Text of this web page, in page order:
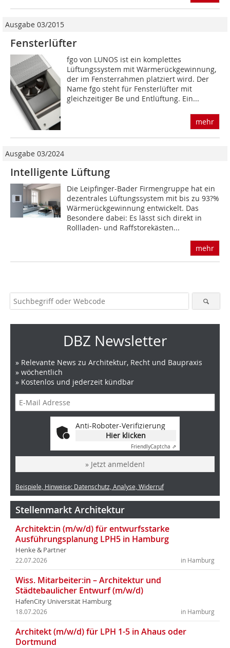
Ausgabe 03/2015
Fensterlüfter
fgo von LUNOS ist ein komplettes
Lüftungssystem mit Wärmerückgewinnung,
der im Fensterrahmen platziert wird. Der
Name fgo steht für Fensterlüfter mit
gleichzeitiger Be und Entlüftung. Ein...
mehr
Ausgabe 03/2024
Intelligente Lüftung
Die Leipfinger-Bader Firmengruppe hat ein
dezentrales Lüftungssystem mit bis zu 93?%
Wärme­rückgewinnung entwickelt. Das
Besondere dabei: Es lässt sich direkt in
Rollladen- und Raffstore­kästen...
mehr
DBZ Newsletter
» Relevante News zu Architektur, Recht und Baupraxis
» wöchentlich
» Kostenlos und jederzeit kündbar
Anti-Roboter-Verifizierung
Hier klicken
FriendlyCaptcha ⇗
» Jetzt anmelden!
Beispiele, Hinweise: Datenschutz, Analyse, Widerruf
Stellenmarkt Architektur
Architekt:in (m/w/d) für entwurfsstarke
Ausführungsplanung LPH5 in Hamburg
Henke & Partner
in Hamburg
22.07.2026
Wiss. Mitarbeiter:in – Architektur und
Städtebaulicher Entwurf (m/w/d)
HafenCity Universität Hamburg
in Hamburg
18.07.2026
Architekt (m/w/d) für LPH 1-5 in Ahaus oder
Dortmund